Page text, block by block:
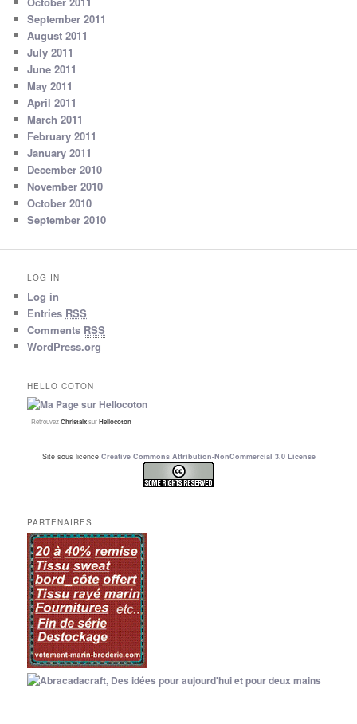
September 2011
August 2011
July 2011
June 2011
May 2011
April 2011
March 2011
February 2011
January 2011
December 2010
November 2010
October 2010
September 2010
LOG IN
Log in
Entries RSS
Comments RSS
WordPress.org
HELLO COTON
RetrouvezChristalxsurHellocoton
Site sous licence Creative Commons Attribution-NonCommercial 3.0 License
PARTENAIRES